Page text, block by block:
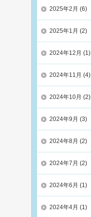
2025年2月 (6)
2025年1月 (2)
2024年12月 (1)
2024年11月 (4)
2024年10月 (2)
2024年9月 (3)
2024年8月 (2)
2024年7月 (2)
2024年6月 (1)
2024年4月 (1)